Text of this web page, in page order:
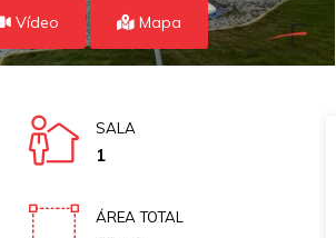
Vídeo Mapa
SALA
1
ÁREA TOTAL